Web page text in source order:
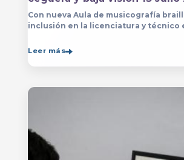
Con nueva Aula de musicografía
inclusión en la licenciatura y técnico
formen con mayor autonomía
Leer más